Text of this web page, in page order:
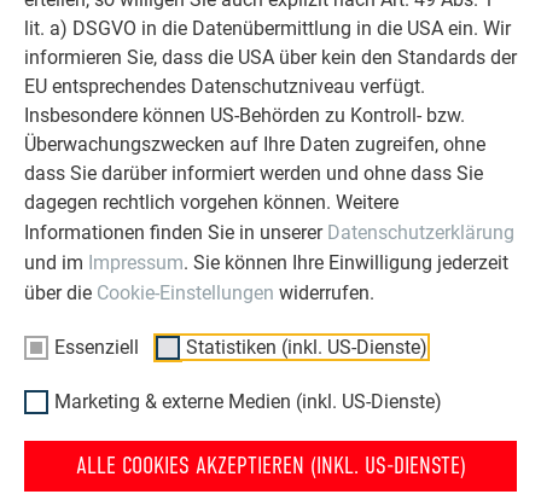
lit. a) DSGVO in die Datenübermittlung in die USA ein. Wir
informieren Sie, dass die USA über kein den Standards der
EU entsprechendes Datenschutzniveau verfügt.
Insbesondere können US-Behörden zu Kontroll- bzw.
Überwachungszwecken auf Ihre Daten zugreifen, ohne
dass Sie darüber informiert werden und ohne dass Sie
dagegen rechtlich vorgehen können. Weitere
Informationen finden Sie in unserer Datenschutzerklärung
und im Impressum. Sie können Ihre Einwilligung jederzeit
über die Cookie-Einstellungen widerrufen.
Essenziell Statistiken (inkl. US-Dienste)
Marketing & externe Medien (inkl. US-Dienste)
ALLE COOKIES AKZEPTIEREN (INKL. US-DIENSTE)
PREFA SANIERUNGSGALERIE
OBJEKTE VOR UND NACH DER SANIERUNG